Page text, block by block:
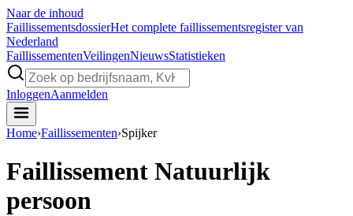
Naar de inhoud
FaillissementsdossierHet complete faillissementsregister van
Nederland
FaillissementenVeilingenNieuwsStatistieken
InloggenAanmelden
Home›Faillissementen›Spijker
Faillissement Natuurlijk
persoon